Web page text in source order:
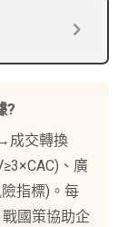
?
成交轉換
、廣
指標)。每
國策協助企